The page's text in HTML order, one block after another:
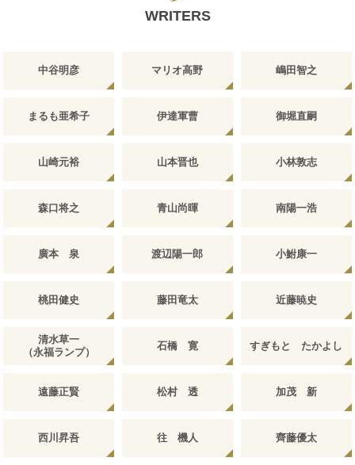
WRITERS
中谷明彦 マリオ高野 嶋田智之
まるも亜希子 伊達軍曹 御堀直嗣
山崎元裕 山本晋也 小林敦志
森口将之 青山尚暉 南陽一浩
廣本 泉 渡辺陽一郎 小鮒康一
桃田健史 藤田竜太 近藤暁史
清水草一
（永福ランプ）
石橋 寛 すぎもと たかよし
遠藤正賢 松村 透 加茂 新
西川昇吾 往 機人 齊藤優太